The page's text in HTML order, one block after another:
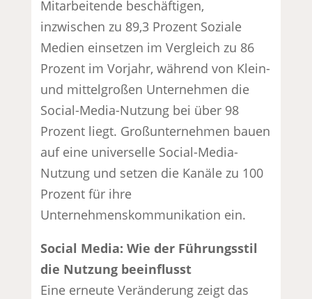
Mitarbeitende beschäftigen,
inzwischen zu 89,3 Prozent Soziale
Medien einsetzen im Vergleich zu 86
Prozent im Vorjahr, während von Klein-
und mittelgroßen Unternehmen die
Social-Media-Nutzung bei über 98
Prozent liegt. Großunternehmen bauen
auf eine universelle Social-Media-
Nutzung und setzen die Kanäle zu 100
Prozent für ihre
Unternehmenskommunikation ein.
Social Media: Wie der Führungsstil
die Nutzung beeinflusst
Eine erneute Veränderung zeigt das